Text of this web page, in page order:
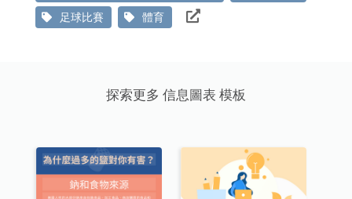
足球比賽
體育
探索更多 信息圖表 模板